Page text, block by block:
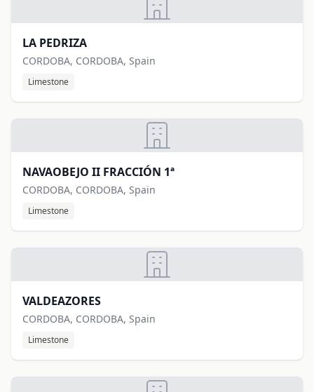
LA PEDRIZA
CORDOBA, CORDOBA, Spain
Limestone
NAVAOBEJO II FRACCIÓN 1ª
CORDOBA, CORDOBA, Spain
Limestone
VALDEAZORES
CORDOBA, CORDOBA, Spain
Limestone